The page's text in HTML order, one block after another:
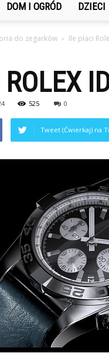
DOM I OGRÓD DZIECI
do zegarków Ile płaci
525 0
Tweet (Ćwierkaj) na